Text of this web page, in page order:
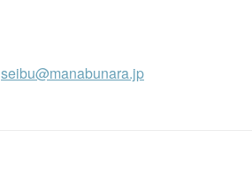
seibu@manabunara.jp